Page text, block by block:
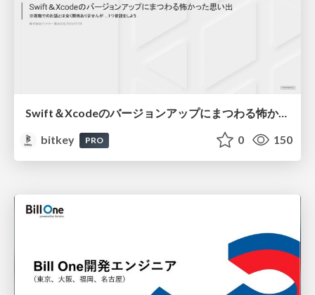
Swift＆Xcodeのバージョンアップにまつわる怖かった思い出 / Scary Memories of Swift and Xcode Updates
bitkey
PRO 0 150